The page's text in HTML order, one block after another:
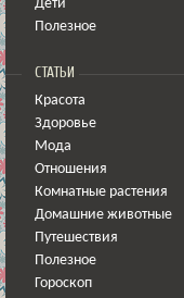
Дети
Полезное
СТАТЬИ
Красота
Здоровье
Мода
Отношения
Комнатные растения
Домашние животные
Путешествия
Полезное
Гороскоп